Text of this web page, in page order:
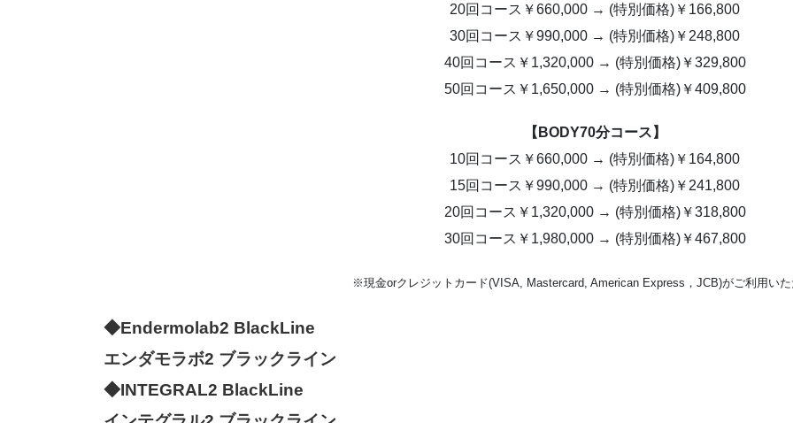
20回コース￥660,000 → (特別価格)￥166,800
30回コース￥990,000 → (特別価格)￥248,800
40回コース￥1,320,000 → (特別価格)￥329,800
50回コース￥1,650,000 → (特別価格)￥409,800
【BODY70分コース】
10回コース￥660,000 → (特別価格)￥164,800
15回コース￥990,000 → (特別価格)￥241,800
20回コース￥1,320,000 → (特別価格)￥318,800
30回コース￥1,980,000 → (特別価格)￥467,800
※現金orクレジットカード(VISA, Mastercard, American Express，JCB)がご利用い
◆Endermolab2 BlackLine
エンダモラボ2 ブラックライン
◆INTEGRAL2 BlackLine